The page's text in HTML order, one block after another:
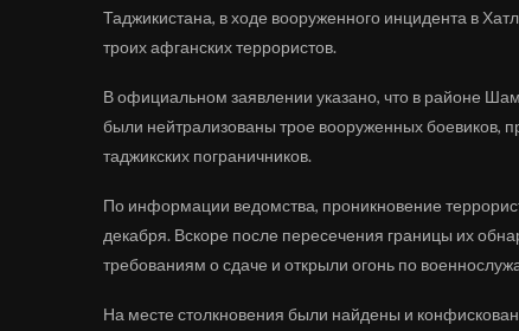
Таджикистана, в ходе вооруженного инцидента в
троих афганских террористов.
В официальном заявлении указано, что в районе
были нейтрализованы трое вооруженных боевиков,
таджикских пограничников.
По информации ведомства, проникновение
декабря. Вскоре после пересечения границы их
требованиям о сдаче и открыли огонь по
На месте столкновения были найдены и